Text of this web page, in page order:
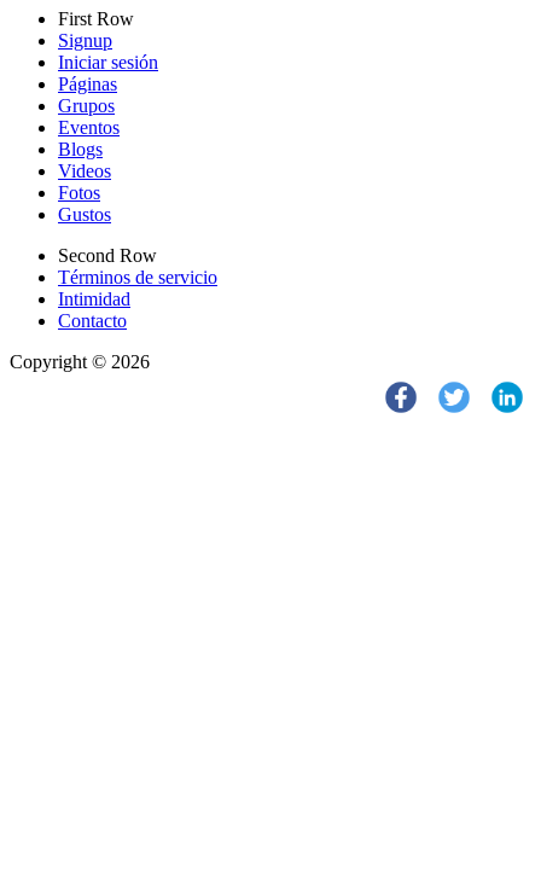
First Row
Signup
Iniciar sesión
Páginas
Grupos
Eventos
Blogs
Videos
Fotos
Gustos
Second Row
Términos de servicio
Intimidad
Contacto
Copyright © 2026